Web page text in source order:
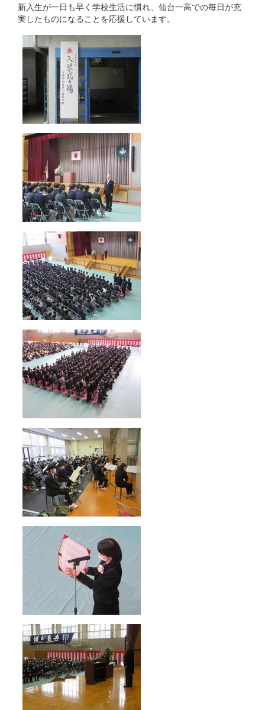
新入生が一日も早く学校生活に慣れ、仙台一高での毎日が充
実したものになることを応援しています。